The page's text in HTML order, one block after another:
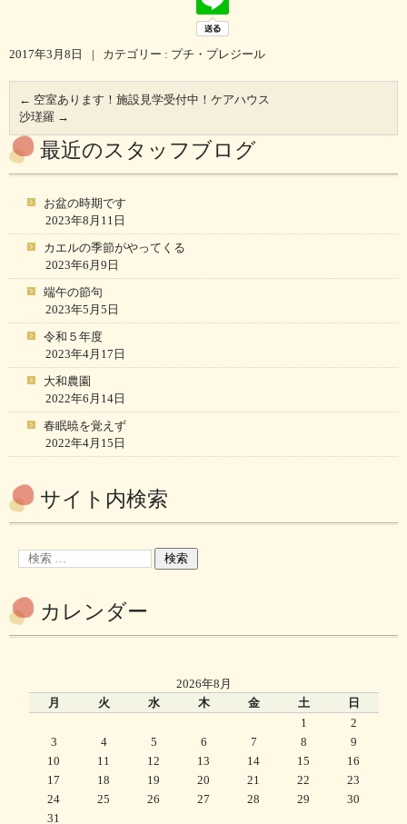
2017年3月8日 | カテゴリー : プチ・プレジール
← 空室あります！施設見学受付中！ケアハウス
沙瑳羅 →
最近のスタッフブログ
お盆の時期です
2023年8月11日
カエルの季節がやってくる
2023年6月9日
端午の節句
2023年5月5日
令和５年度
2023年4月17日
大和農園
2022年6月14日
春眠暁を覚えず
2022年4月15日
サイト内検索
カレンダー
2026年8月
月
火 水 木 金 土
日
1
2
3
4 5 6 7 8
9
10
11 12 13 14 15
16
17
18 19 20 21 22
23
24
25 26 27 28 29
30
31